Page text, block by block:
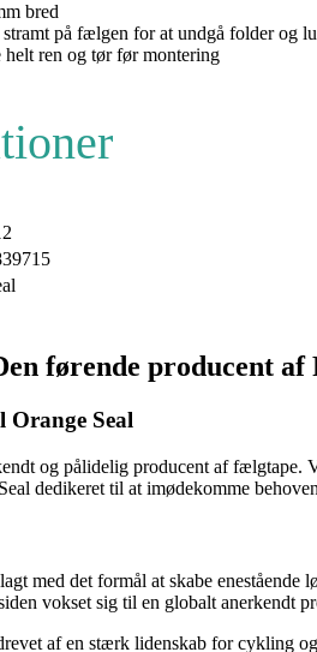
bred
stramt på fælgen for at undgå folder og
ren og tør før montering
førende producent af
Seal
og pålidelig producent af
dedikeret til at imødekomme
med det formål at skabe
vokset sig til en globalt anerkendt
af en stærk lidenskab for cykling